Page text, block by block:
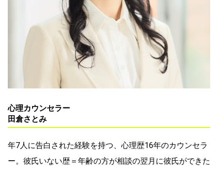
心理カウンセラー
田倉さとみ
年7人に告白された経験を持つ、心理歴16年のカウンセラ
ー。彼氏いない歴＝年齢の方が相談の翌月に彼氏ができた